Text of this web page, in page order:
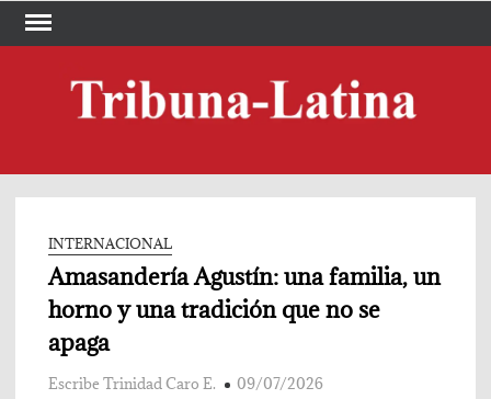
Skip
INTERNACIONAL
Amasandería Agustín: una familia, un
horno y una tradición que no se
apaga
Escribe Trinidad Caro E. 09/07/2026